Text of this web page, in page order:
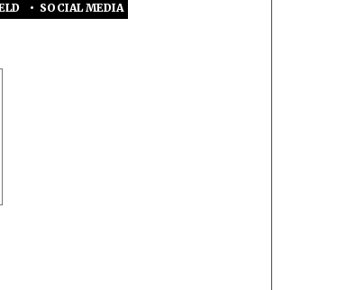
VOOR
• SOCIAL MEDIA